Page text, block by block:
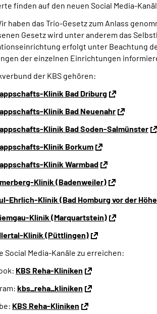
finden auf den neuen Social Media-
haben das Trio-Gesetz zum Anlass
Gesetz wird unter anderem das
erfolgt unter Beachtung
der einzelnen Einrichtungen
der KBS gehören:
Klinik Bad Driburg
Klinik Bad Neuenahr
Klinik Bad Soden-Salmünster
Klinik Borkum
Klinik Warmbad
Klinik (Badenweiler)
Ehrlich-Klinik (Bad Homburg vor der
Klinik (Marquartstein)
Klinik (Püttlingen)
Social Media-Kanäle zu erreichen:
KBS Reha-Kliniken
kbs_reha_kliniken
KBS Reha-Kliniken